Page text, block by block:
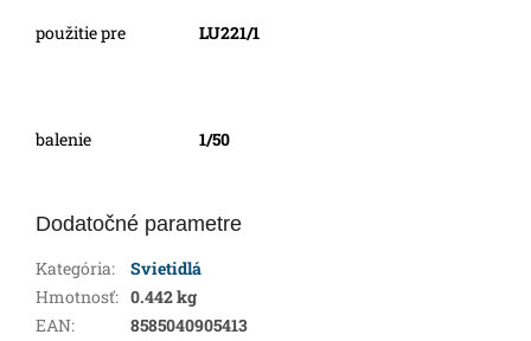
použitie pre LU221/1
balenie 1/50
Dodatočné parametre
Kategória:
Svietidlá
Hmotnosť: 0.442 kg
EAN: 8585040905413